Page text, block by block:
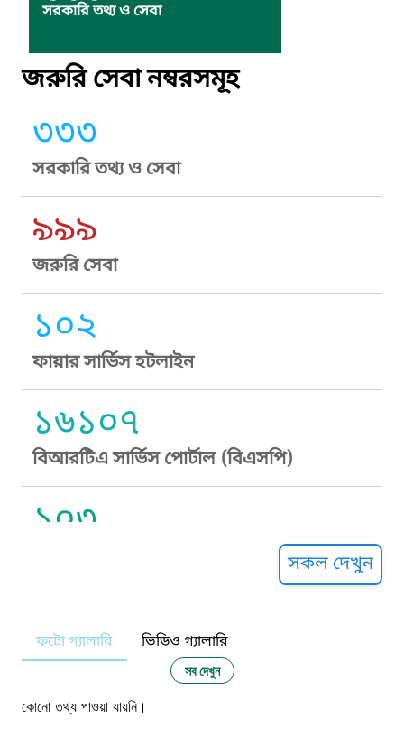
সরকারি তথ্য ও সেবা
জরুরি সেবা নম্বরসমূহ
৩৩৩
সরকারি তথ্য ও সেবা
৯৯৯
জরুরি সেবা
১০২
ফায়ার সার্ভিস হটলাইন
১৬১০৭
বিআরটিএ সার্ভিস পোর্টাল (বিএসপি)
১০৩
নারী ও শিশু নির্যাতন প্রতিরোধ
১০৬
সকল দেখুন
ফটো গ্যালারি ভিডিও গ্যালারি
সব দেখুন
কোনো তথ্য পাওয়া যায়নি।